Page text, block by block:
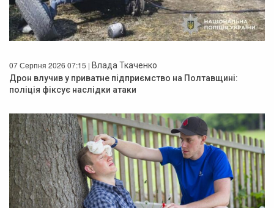
07 Серпня 2026 07:15 | Влада Ткаченко
Дрон влучив у приватне підприємство на Полтавщині:
поліція фіксує наслідки атаки